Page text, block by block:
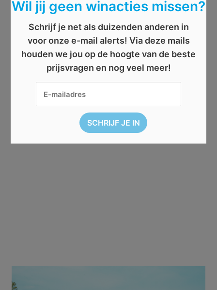
Wil jij geen winacties missen?
Schrijf je net als duizenden anderen in
voor onze e-mail alerts! Via deze mails
houden we jou op de hoogte van de beste
prijsvragen en nog veel meer!